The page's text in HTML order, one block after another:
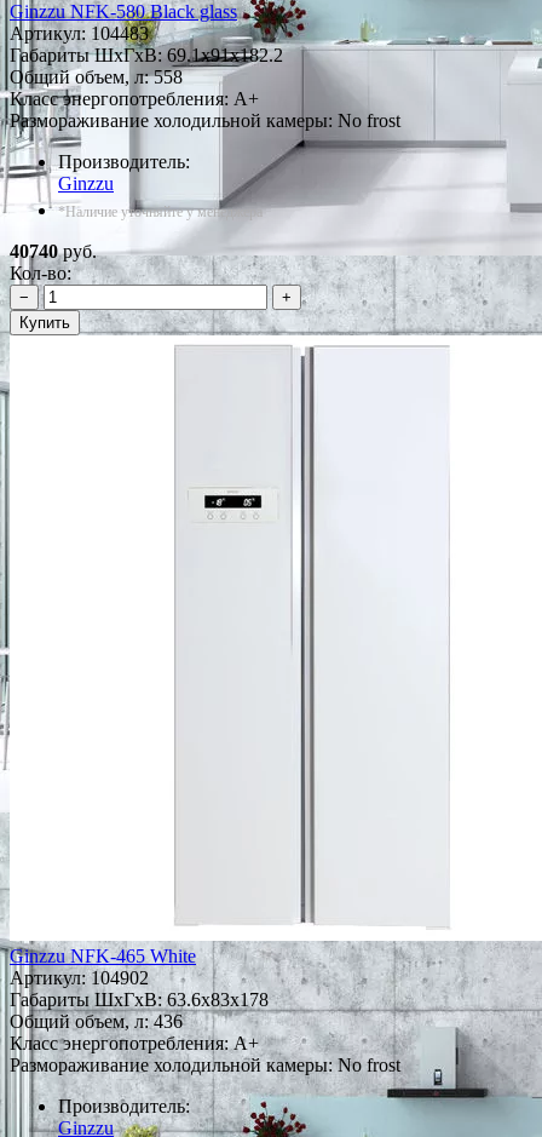
Ginzzu NFK-580 Black glass
Артикул: 104483
Габариты ШxГxВ: 69.1x91x182.2
Общий объем, л: 558
Класс энергопотребления: A+
Размораживание холодильной камеры: No frost
Производитель:
Ginzzu
*Наличие уточняйте у менеджера
40740руб.
Кол-во:
−
+
Купить
Ginzzu NFK-465 White
Артикул:104902
Габариты ШxГxВ: 63.6x83x178
Общий объем, л: 436
Класс энергопотребления: A+
Размораживание холодильной камеры: No frost
Производитель:
Ginzzu